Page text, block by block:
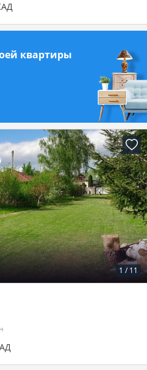
квартиры
1 / 11